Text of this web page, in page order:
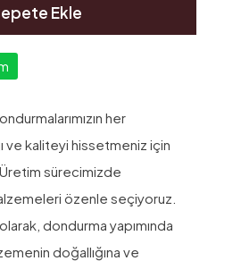
Ekle
her
ve kaliteyi hissetmeniz için
sürecimizde
özenle seçiyoruz.
dondurma yapımında
doğallığına ve